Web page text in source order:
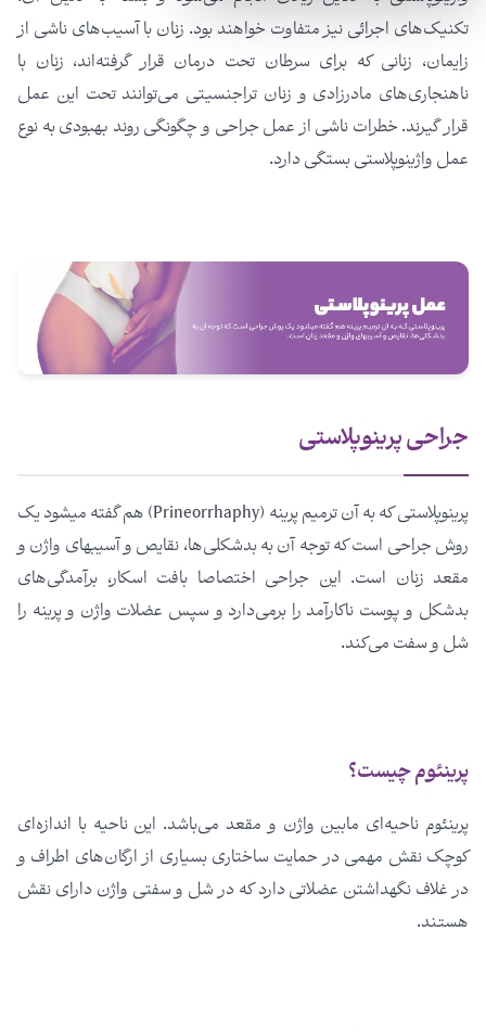
تکنیک‌های اجرائی نیز متفاوت خواهند بود. زنان با آسیب‌های ناشی از
زایمان، زنانی که برای سرطان تحت درمان قرار گرفته‌اند، زنان با
ناهنجاری‌های مادرزادی و زنان تراجنسیتی می‌توانند تحت این عمل
قرار گیرند. خطرات ناشی از عمل جراحی و چگونگی روند بهبودی به نوع
عمل واژینوپلاستی بستگی دارد.
جراحی پرینوپلاستی
پرینوپلاستی که به آن ترمیم پرینه (Prineorrhaphy) هم گفته میشود یک
روش جراحی است که توجه آن به بدشکلی‌ها، نقایص و آسیب­های واژن و
مقعد زنان است. این جراحی اختصاصا بافت اسکار، برآمدگی­‌های
بدشکل و پوست ناکارآمد را برمی‌­دارد و سپس عضلات واژن و پرینه را
شل و سفت می‌­کند.
پرینئوم چیست؟
پرینئوم ناحیه‌­ای مابین واژن و مقعد می­‌باشد. این ناحیه با اندازه‌­ای
کوچک نقش مهمی در حمایت ساختاری بسیاری از ارگان­‌های اطراف و
در غلاف­ نگهداشتن عضلاتی دارد که در شل و سفتی واژن دارای نقش
هستند.